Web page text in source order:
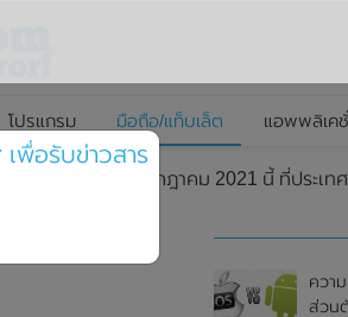
โปรแกรม มือถือ/แท็บเล็ต แอพพลิเค
ดตัวในวันที่ 23 กรกฎาคม 2021 นี้ ที่ประเท
23 กรกฎาคม
ควา
ส่วน
พื่อรับข่าวสาร